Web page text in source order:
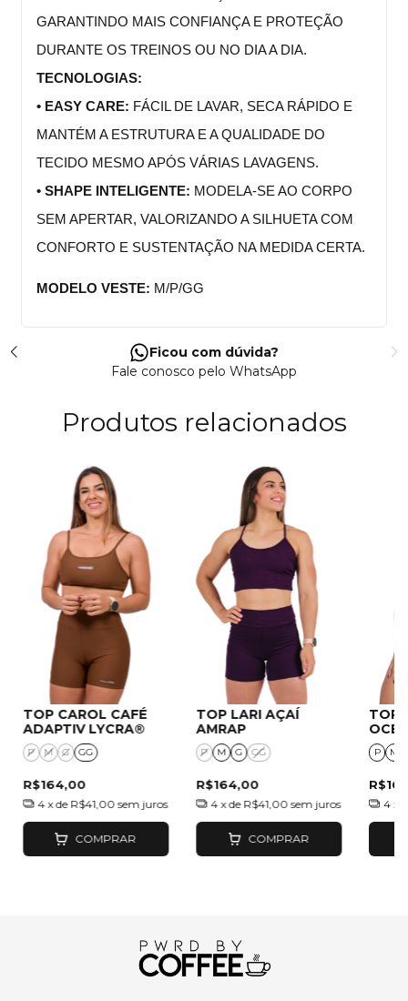
GARANTINDO MAIS CONFIANÇA E PROTEÇÃO
DURANTE OS TREINOS OU NO DIA A DIA.
TECNOLOGIAS:
• EASY CARE: FÁCIL DE LAVAR, SECA RÁPIDO E
MANTÉM A ESTRUTURA E A QUALIDADE DO
TECIDO MESMO APÓS VÁRIAS LAVAGENS.
• SHAPE INTELIGENTE: MODELA-SE AO CORPO
SEM APERTAR, VALORIZANDO A SILHUETA COM
CONFORTO E SUSTENTAÇÃO NA MEDIDA CERTA.
MODELO VESTE: M/P/GG
Ficou com dúvida?
Fale conosco pelo WhatsApp
Produtos relacionados
TOP CAROL CAFÉ
ADAPTIV LYCRA®
P M G GG
R$164,00
4 x de R$41,00 sem juros
COMPRAR
TOP LARI AÇAÍ
AMRAP
P M G GG
R$164,00
4 x de R$41,00 sem juros
COMPRAR
TOP
P M
4 x